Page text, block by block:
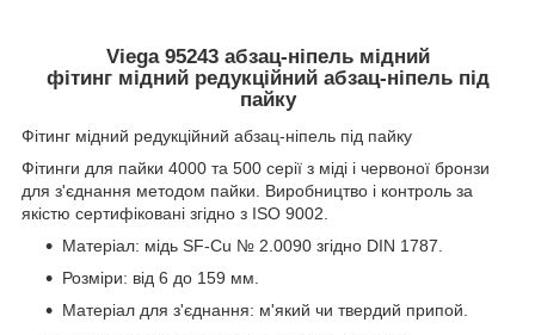
Viega 95243 абзац-ніпель мідний
фітинг мідний редукційний абзац-ніпель під
пайку
Фітинг мідний редукційний абзац-ніпель під пайку
Фітинги для пайки 4000 та 500 серії з міді і червоної бронзи
для з'єднання методом пайки. Виробництво і контроль за
якістю сертифіковані згідно з ISO 9002.
Матеріал: мідь SF-Cu № 2.0090 згідно DIN 1787.
Розміри: від 6 до 159 мм.
Матеріал для з'єднання: м'який чи твердий припой.